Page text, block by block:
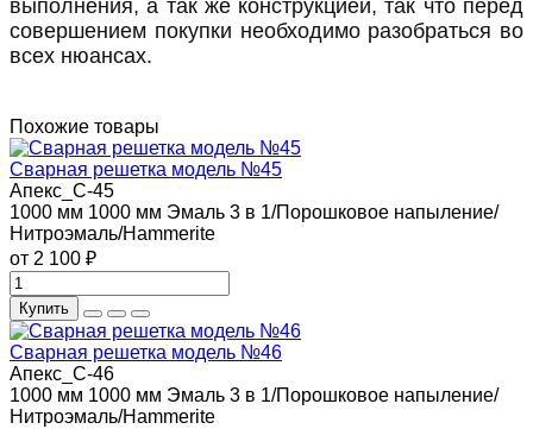
выполнения, а так же конструкцией, так что перед
совершением покупки необходимо разобраться во
всех нюансах.
Похожие товары
Сварная решетка модель №45
Апекс_С-45
1000 мм 1000 мм Эмаль 3 в 1/Порошковое напыление/
Нитроэмаль/Hammerite
от 2 100 ₽
Купить
Сварная решетка модель №46
Апекс_С-46
1000 мм 1000 мм Эмаль 3 в 1/Порошковое напыление/
Нитроэмаль/Hammerite